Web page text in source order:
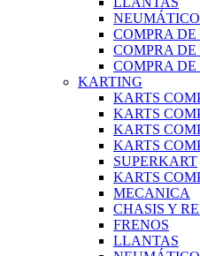
COMPRA
COMPRA
COMPRA DE
KARTING
KARTS
KARTS
KARTS
KARTS
SUPERKART
KARTS
MECANICA
CHASIS Y
FRENOS
LLANTAS